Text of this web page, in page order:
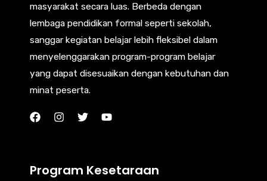
masyarakat secara luas. Berbeda dengan
lembaga pendidikan formal seperti sekolah,
sanggar kegiatan belajar lebih fleksibel dalam
menyelenggarakan program-program belajar
yang dapat disesuaikan dengan kebutuhan dan
minat peserta.
Program Kesetaraan